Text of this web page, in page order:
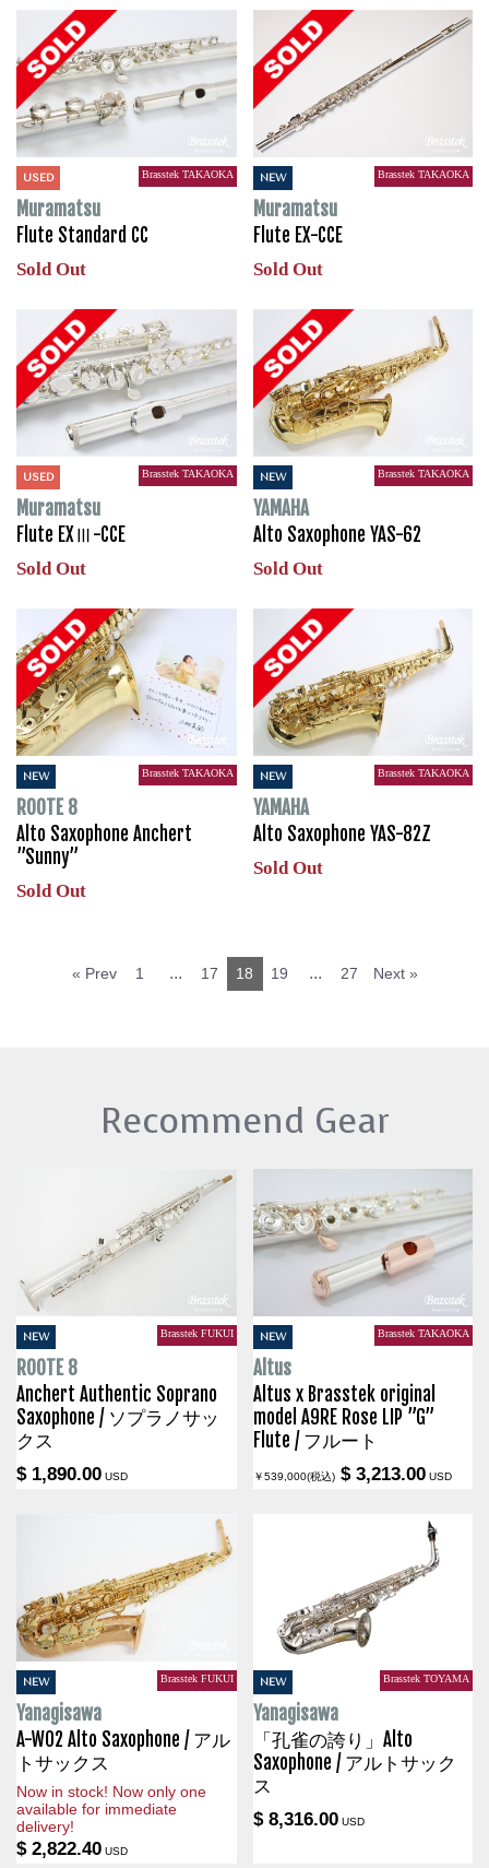
USED Brasstek TAKAOKA
Muramatsu
Flute Standard CC
Sold Out
NEW Brasstek TAKAOKA
Muramatsu
Flute EX-CCE
Sold Out
USED Brasstek TAKAOKA
Muramatsu
Flute EXⅢ-CCE
Sold Out
NEW Brasstek TAKAOKA
YAMAHA
Alto Saxophone YAS-62
Sold Out
NEW Brasstek TAKAOKA
ROOTE 8
Alto Saxophone Anchert
”Sunny”
Sold Out
NEW Brasstek TAKAOKA
YAMAHA
Alto Saxophone YAS-82Z
Sold Out
« Prev 1 ... 17 18 19 ... 27 Next »
Recommend Gear
NEW Brasstek FUKUI
ROOTE 8
Anchert Authentic Soprano
Saxophone / ソプラノサッ
クス
$ 1,890.00 USD
NEW Brasstek TAKAOKA
Altus
Altus x Brasstek original
model A9RE Rose LIP ”G”
Flute / フルート
￥539,000(税込) $ 3,213.00USD
NEW Brasstek FUKUI
Yanagisawa
A-WO2 Alto Saxophone / アル
トサックス
Now in stock! Now only one
available for immediate
delivery!
$ 2,822.40 USD
NEW Brasstek TOYAMA
Yanagisawa
「孔雀の誇り」Alto
Saxophone / アルトサック
ス
$ 8,316.00USD